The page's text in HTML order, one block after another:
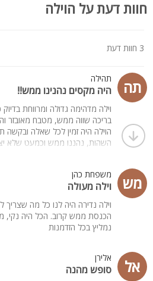
רחבת דשא גדולה ומטופחת למשחקים
3 חניות פרטיות לאורחי המתחם
מיטות שיזוף רבות ושמשיות
שולחן פינג פונג
קהל יעד:
מתאים למשפחות, אירועים משפחתיים,
כולל מסיבות רווקים ורווקות
חוות דעת על הוילה
3 חוות דעת
תה תהילה
היה מקסים נהנינו ממש!!
וילה מדהימה גדולה ומרווחת
בריכה שווה ממש, מטבח מאובזר
הוילה היה זמין לכל שאלה ובקשה
השהות, נהננו ממש וכמעט שלא
מש משפחת כהן
וילה מעולה
וילה נדירה היה לנו כל מה
הכנסת ממש קרוב. הכל היה נקי,
נמליץ בכל הזדמנות
אל אלירן
סופש מהנה